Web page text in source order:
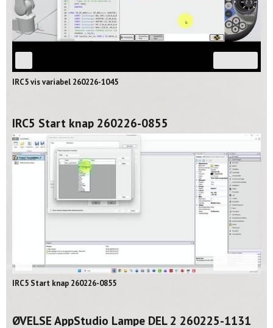
IRC5 vis variabel 260226-1045
IRC5 Start knap 260226-0855
IRC5 Start knap 260226-0855
ØVELSE AppStudio Lampe DEL 2 260225-1131